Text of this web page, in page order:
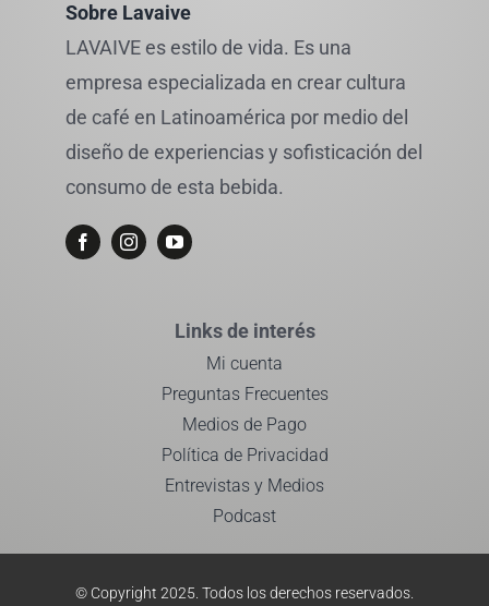
Sobre Lavaive
LAVAIVE es estilo de vida. Es una
empresa especializada en crear cultura
de café en Latinoamérica por medio del
diseño de experiencias y sofisticación del
consumo de esta bebida.
Links de interés
Mi cuenta
Preguntas Frecuentes
Medios de Pago
Política de Privacidad
Entrevistas y Medios
Podcast
© Copyright 2025. Todos los derechos reservados.